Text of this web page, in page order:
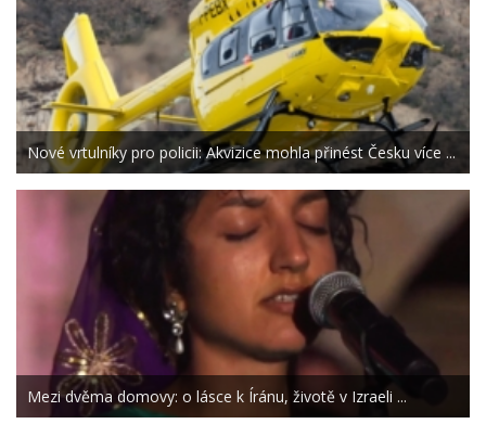
Nové vrtulníky pro policii: Akvizice mohla přinést Česku více ...
Mezi dvěma domovy: o lásce k Íránu, životě v Izraeli ...